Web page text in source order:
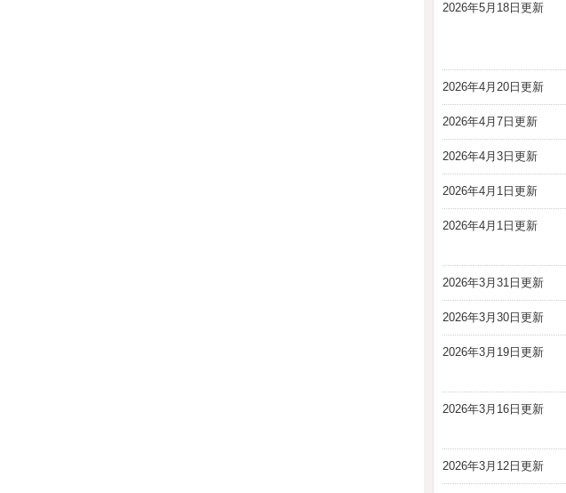
2026年5月18日更新
2026年4月20日更新
2026年4月7日更新
2026年4月3日更新
2026年4月1日更新
2026年4月1日更新
2026年3月31日更新
2026年3月30日更新
2026年3月19日更新
2026年3月16日更新
2026年3月12日更新